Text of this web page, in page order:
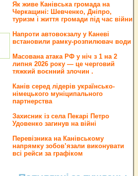
Як живе Канівська громада на
Черкащині: Шевченко, Дніпро,
туризм і життя громади під час війни
Напроти автовокзалу у Каневі
встановили рамку-розпилювач води
Масована атака РФ у ніч з 1 на 2
липня 2026 року — це черговий
тяжкий воєнний злочин .
Канів серед лідерів українсько-
німецького муніципального
партнерства
Захисник із села Пекарі Петро
Удовенко загинув на війні
Перевізника на Канівському
напрямку зобов’язали виконувати
всі рейси за графіком